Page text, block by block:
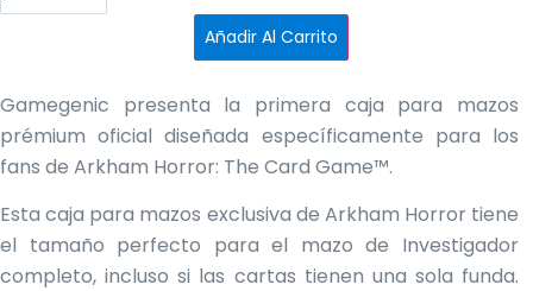
original
22,95 €.
precio
es:
14,95 €.
Investigador
Añadir Al Carrito
Gamegenic presenta la primera caja para mazos
prémium oficial diseñada específicamente para los
fans de Arkham Horror: The Card Game™.
Esta caja para mazos exclusiva de Arkham Horror tiene
el tamaño perfecto para el mazo de Investigador
completo, incluso si las cartas tienen una sola funda.